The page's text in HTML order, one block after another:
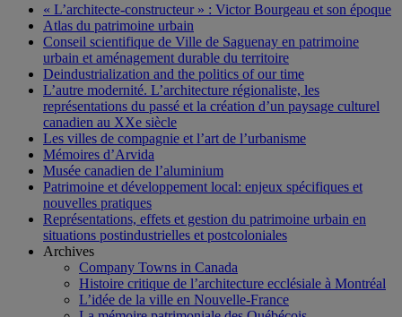
« L’architecte-constructeur » : Victor Bourgeau et son époque
Atlas du patrimoine urbain
Conseil scientifique de Ville de Saguenay en patrimoine
urbain et aménagement durable du territoire
Deindustrialization and the politics of our time
L’autre modernité. L’architecture régionaliste, les
représentations du passé et la création d’un paysage culturel
canadien au XXe siècle
Les villes de compagnie et l’art de l’urbanisme
Mémoires d’Arvida
Musée canadien de l’aluminium
Patrimoine et développement local: enjeux spécifiques et
nouvelles pratiques
Représentations, effets et gestion du patrimoine urbain en
situations postindustrielles et postcoloniales
Archives
Company Towns in Canada
Histoire critique de l’architecture ecclésiale à Montréal
L’idée de la ville en Nouvelle-France